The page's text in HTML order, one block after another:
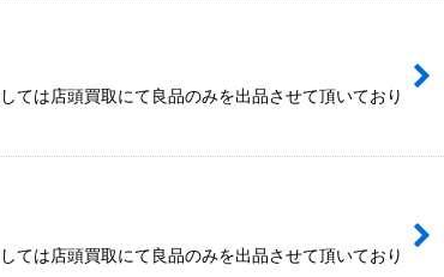
ては店頭買取にて良品のみを出品させて頂いており
ては店頭買取にて良品のみを出品させて頂いており